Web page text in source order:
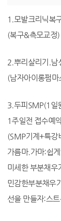
1.모발크리닉복
(복구&측모교정)
2.뿌리살리기.남
(남자아이롱펌
3.두피SMP(1일
1주일전 접수예
(SMP기계+특
가름마.가마:쉽
미세한 부분채우
민감한부분채우
선을 만들자:스